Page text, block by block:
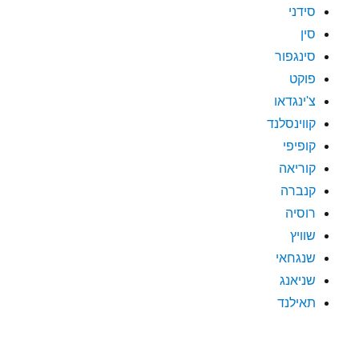
סידני
סין
סינגפור
פוקט
צ'ינגדאו
קווינסלנד
קופיפי
קוריאה
קנברה
רוסיה
שוויץ
שנגחאי
שניאנג
תאילנד